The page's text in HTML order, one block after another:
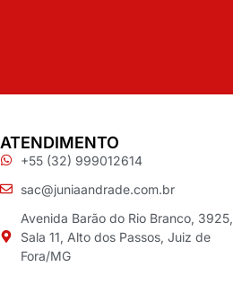
ATENDIMENTO
+55 (32) 999012614
sac@juniaandrade.com.br
Avenida Barão do Rio Branco, 3925,
Sala 11, Alto dos Passos, Juiz de
Fora/MG